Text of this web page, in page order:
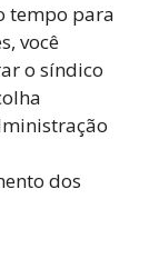
tempo para
você
o síndico
dos